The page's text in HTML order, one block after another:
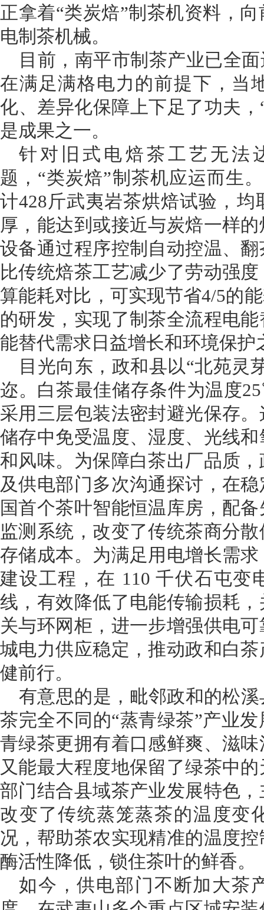
正拿着“类炭焙”制茶机资料，
电制茶机械。
目前，南平市制茶产业已全
在满足满格电力的前提下，当
化、差异化保障上下足了功夫
是成果之一。
针对旧式电焙茶工艺无法
题，“类炭焙”制茶机应运而生
计428斤武夷岩茶烘焙试验，
厚，能达到或接近与炭焙一样
设备通过程序控制自动控温、
比传统焙茶工艺减少了劳动强
算能耗对比，可实现节省4/5的
的研发，实现了制茶全流程电
能替代需求日益增长和环境保护
目光向东，政和县以“北苑灵
迩。白茶最佳储存条件为温度
采用三层包装法密封避光保存
储存中免受温度、湿度、光线
和风味。为保障白茶出厂品质
及供电部门多次沟通探讨，在
国首个茶叶智能恒温库房，配
监测系统，改变了传统茶商分
存储成本。为满足用电增长需
建设工程，在 110 千伏石屯变
线，有效降低了电能传输损耗
关与环网柜，进一步增强供电
城电力供应稳定，推动政和白
健前行。
有意思的是，毗邻政和的松
茶完全不同的“蒸青绿茶”产业
青绿茶更拥有着口感鲜爽、滋
又能最大程度地保留了绿茶中
部门结合县域茶产业发展特色
改变了传统蒸笼蒸茶的温度变
况，帮助茶农实现精准的温度
酶活性降低，锁住茶叶的鲜香。
如今，供电部门不断加大茶